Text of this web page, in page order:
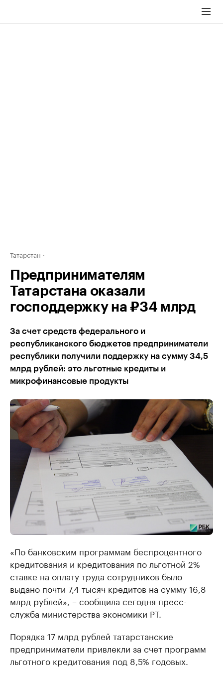
Татарстан
Предпринимателям
Татарстана оказали
господдержку на ₽34 млрд
За счет средств федерального и
республиканского бюджетов предприниматели
республики получили поддержку на сумму 34,5
млрд рублей: это льготные кредиты и
микрофинансовые продукты
«По банковским программам беспроцентного
кредитования и кредитования по льготной 2%
ставке на оплату труда сотрудников было
выдано почти 7,4 тысяч кредитов на сумму 16,8
млрд рублей», – сообщила сегодня пресс-
служба министерства экономики РТ.
Порядка 17 млрд рублей татарстанские
предприниматели привлекли за счет программ
льготного кредитования под 8,5% годовых.